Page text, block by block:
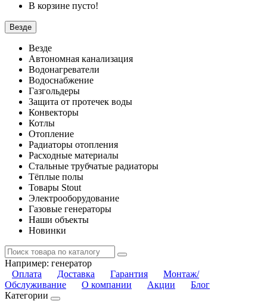
В корзине пусто!
Везде
Везде
Автономная канализация
Водонагреватели
Водоснабжение
Газгольдеры
Защита от протечек воды
Конвекторы
Котлы
Отопление
Радиаторы отопления
Расходные материалы
Стальные трубчатые радиаторы
Тёплые полы
Товары Stout
Электрооборудование
Газовые генераторы
Наши объекты
Новинки
Например: генератор
Оплата
Доставка Гарантия
Монтаж/
Обслуживание
О компании Акции
Блог
Категории